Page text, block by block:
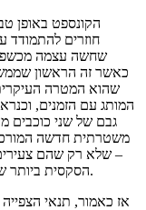
הקונספט באופן
חוזרים להתמודד
שחשה עצמה מכשפה
כאשר זה הראשון
שהוא המטרה
המותג עם הזמנים,
גבם של שני כוכבים
משטרתית חדשה
– שלא רק שהם
הסקסית ביותר שאי פעם התנהלה תחת אדמתו הירוקה של האל.
אז כאמור, תנאי